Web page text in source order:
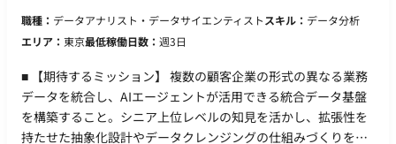
社会保険加入必須） ・稼働量：週5日 稼働曜日：月曜日〜金曜
日 稼働時間：9:30〜18:30 ・働き方：一部リモート(大崎駅徒歩
・時給：3,500円～4,000円程度 ※経験・スキルによりご相談 ・
契約期間：随時〜中長期予定 ・その他 月末締め、25日支払い
私服勤務可、PC貸与、1か月程度のキャッチアップ期間はフル
職種： データアナリスト・データサイエンティストスキル： データ分析
エリア： 東京最低稼働日数： 週3日
■ 【期待するミッション】 複数の顧客企業の形式の異なる業務
データを統合し、AIエージェントが活用できる統合データ基盤
を構築すること。シニア上位レベルの知見を活かし、拡張性を
持たせた抽象化設計やデータクレンジングの仕組みづくりを牽